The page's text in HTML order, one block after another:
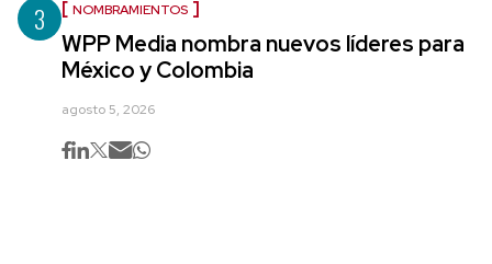
3 NOMBRAMIENTOS
WPP Media nombra nuevos líderes para
México y Colombia
agosto 5, 2026